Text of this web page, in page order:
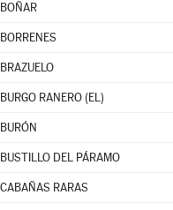
BOÑAR
BORRENES
BRAZUELO
BURGO RANERO (EL)
BURÓN
BUSTILLO DEL PÁRAMO
CABAÑAS RARAS